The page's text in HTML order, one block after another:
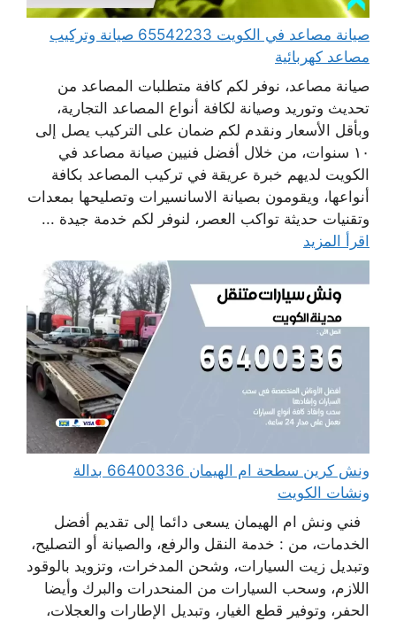
صيانة مصاعد في الكويت 65542233 صيانة وتركيب
مصاعد كهربائية
صيانة مصاعد، نوفر لكم كافة متطلبات المصاعد من
تحديث وتوريد وصيانة لكافة أنواع المصاعد التجارية،
وبأقل الأسعار ونقدم لكم ضمان على التركيب يصل إلى
١٠ سنوات، من خلال أفضل فنيين صيانة مصاعد في
الكويت لديهم خبرة عريقة في تركيب المصاعد بكافة
أنواعها، ويقومون بصيانة الاسانسيرات وتصليحها بمعدات
وتقنيات حديثة تواكب العصر، لنوفر لكم خدمة جيدة ...
اقرأ المزيد
ونش كرين سطحة ام الهيمان 66400336 بدالة
ونشات الكويت
فني ونش ام الهيمان يسعى دائما إلى تقديم أفضل
الخدمات، من : خدمة النقل والرفع، والصيانة أو التصليح،
وتبديل زيت السيارات، وشحن المدخرات، وتزويد بالوقود
اللازم، وسحب السيارات من المنحدرات والبرك وأيضا
الحفر، وتوفير قطع الغيار، وتبديل الإطارات والعجلات،